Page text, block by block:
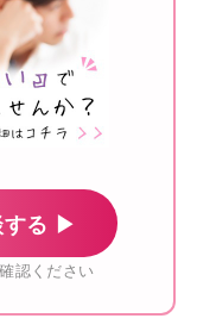
する ▶
認ください